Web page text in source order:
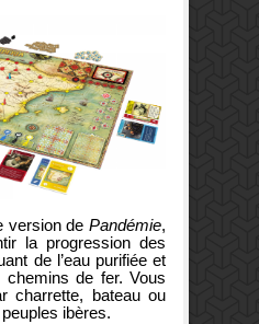
version de Pandémie,
la progression des
de l’eau purifiée et
chemins de fer. Vous
charrette, bateau ou
ibères.